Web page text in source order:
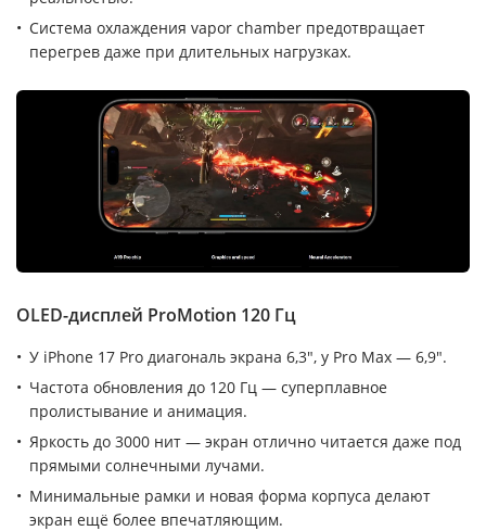
Система охлаждения vapor chamber предотвращает
перегрев даже при длительных нагрузках.
OLED-дисплей ProMotion 120 Гц
У iPhone 17 Pro диагональ экрана 6,3″, у Pro Max — 6,9″.
Частота обновления до 120 Гц — суперплавное
пролистывание и анимация.
Яркость до 3000 нит — экран отлично читается даже под
прямыми солнечными лучами.
Минимальные рамки и новая форма корпуса делают
экран ещё более впечатляющим.